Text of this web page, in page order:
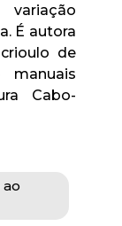
É autora
de
Cabo-